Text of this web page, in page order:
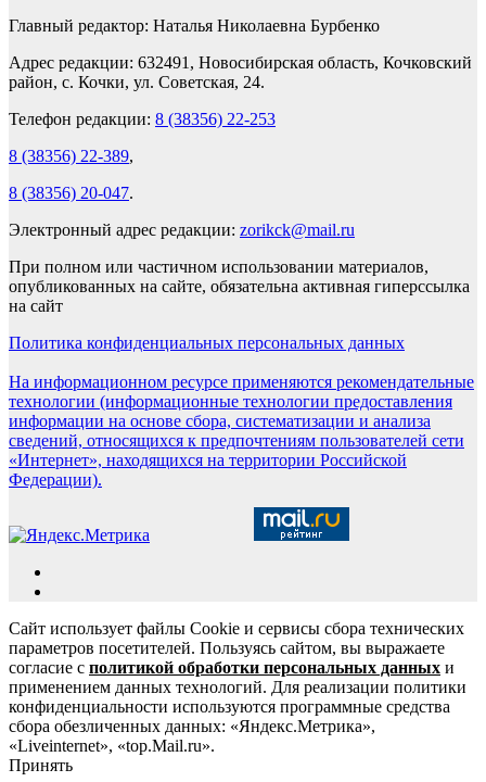
Главный редактор: Наталья Николаевна Бурбенко
Адрес редакции: 632491, Новосибирская область, Кочковский
район, с. Кочки, ул. Советская, 24.
Телефон редакции: 8 (38356) 22-253
8 (38356) 22-389,
8 (38356) 20-047.
Электронный адрес редакции: zorikck@mail.ru
При полном или частичном использовании материалов,
опубликованных на сайте, обязательна активная гиперссылка
на сайт
Политика конфиденциальных персональных данных
На информационном ресурсе применяются рекомендательные
технологии (информационные технологии предоставления
информации на основе сбора, систематизации и анализа
сведений, относящихся к предпочтениям пользователей сети
«Интернет», находящихся на территории Российской
Федерации).
Сайт использует файлы Cookie и сервисы сбора технических
параметров посетителей. Пользуясь сайтом, вы выражаете
согласие с политикой обработки персональных данных и
применением данных технологий. Для реализации политики
конфиденциальности используются программные средства
сбора обезличенных данных: «Яндекс.Метрика»,
«Liveinternet», «top.Mail.ru».
Принять